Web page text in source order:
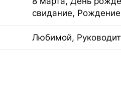
свидание,
Любимой,